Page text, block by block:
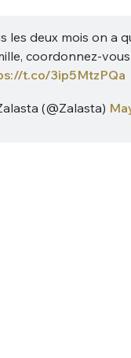
les deux mois on a
coordonnez-
t.co/3ip5MtzPQa
(@Zalasta)